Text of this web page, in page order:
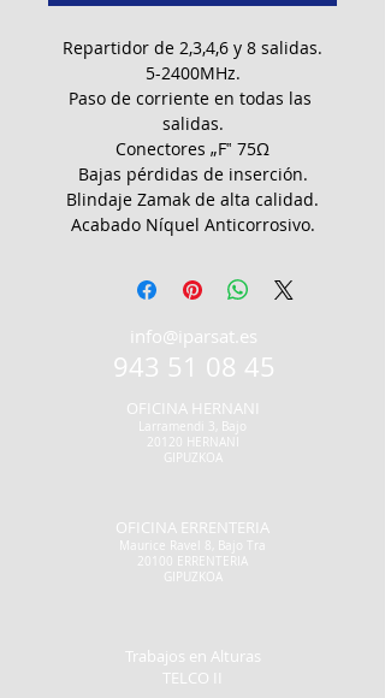
Repartidor de 2,3,4,6 y 8 salidas.
5-2400MHz.
Paso de corriente en todas las
salidas.
Conectores „F‟ 75Ω
Bajas pérdidas de inserción.
Blindaje Zamak de alta calidad.
Acabado Níquel Anticorrosivo.
info@iparsat.es
943 51 08 45
OFICINA ERRENTERIA
Maurice Ravel 8, Bajo Tra
20100 ERRENTERIA
GIPUZKOA
OFICINA HERNANI
Larramendi 3, Bajo
20120 HERNANI
GIPUZKOA
Trabajos en Alturas
TELCO II